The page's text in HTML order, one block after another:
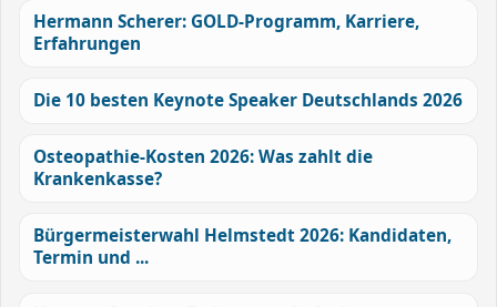
Hermann Scherer: GOLD-Programm, Karriere,
Erfahrungen
Die 10 besten Keynote Speaker Deutschlands 2026
Osteopathie-Kosten 2026: Was zahlt die
Krankenkasse?
Bürgermeisterwahl Helmstedt 2026: Kandidaten,
Termin und ...